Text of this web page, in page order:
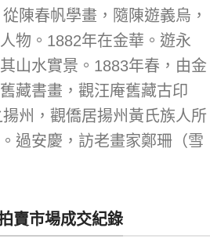
陳春帆學畫，隨陳遊義烏，
物。1882年在金華。遊永
山水實景。1883年春，由金
藏書畫，觀汪庵舊藏古印
州，觀僑居揚州黃氏族人所
過安慶，訪老畫家鄭珊（雪
賣市場成交紀錄